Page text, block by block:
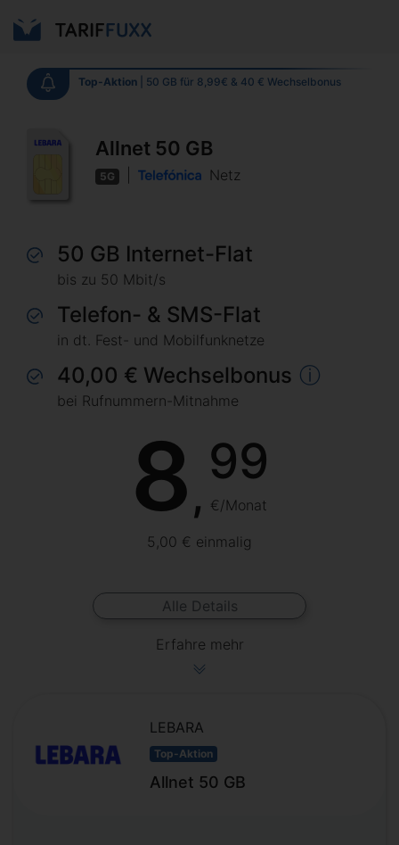
Top-Aktion 50 GB für 8,99€ & 40 € Wechselbonus
Allnet 50 GB
5G Netz
50 GB Internet-Flat
bis zu 50 Mbit/s
Telefon- & SMS-Flat
in dt. Fest- und Mobilfunknetze
40,00 € Wechselbonus ⓘ
bei Rufnummern-Mitnahme
8,
99
€/Monat
5,00 € einmalig
Alle Details
Erfahre mehr
LEBARA
Top-Aktion
Allnet 50 GB